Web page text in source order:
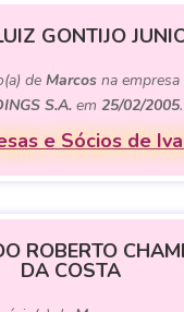
GONTIJO
de Marcosna empresa
S.A.em 25/02/2005.
e Sócios de
ROBERTO
DA COSTA